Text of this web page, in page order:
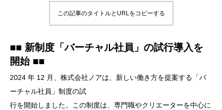
この記事のタイトルとURLをコピーする
■■ 新制度「バーチャル社員」の試行導入を
開始 ■■
2024 年 12 月、株式会社ノアは、新しい働き方を提案する「バ
ーチャル社員」制度の試
行を開始しました。この制度は、専門職やクリエーターを中心に